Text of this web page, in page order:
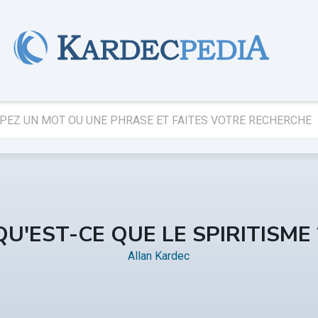
CE QUE LE SPIRITISME
Allan Kardec